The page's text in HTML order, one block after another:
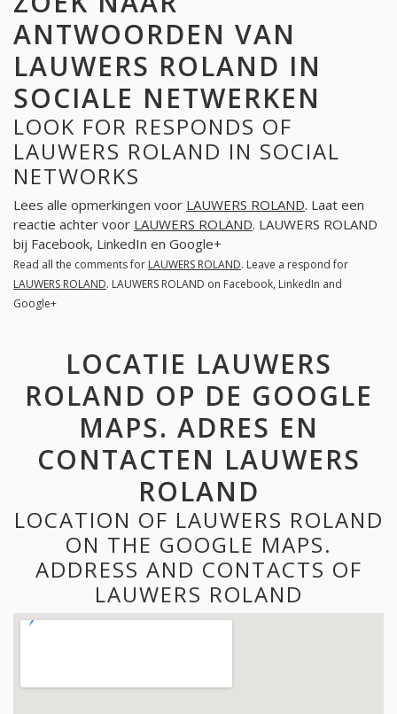
ANTWOORDEN VAN
LAUWERS ROLAND IN
SOCIALE NETWERKEN
LOOK FOR RESPONDS OF
LAUWERS ROLAND IN SOCIAL
NETWORKS
Lees alle opmerkingen voor LAUWERS ROLAND. Laat een
reactie achter voor LAUWERS ROLAND. LAUWERS ROLAND
bij Facebook, LinkedIn en Google+
Read all the comments for LAUWERS ROLAND. Leave a respond for
LAUWERS ROLAND. LAUWERS ROLAND on Facebook, LinkedIn and
Google+
LOCATIE LAUWERS
ROLAND OP DE GOOGLE
MAPS. ADRES EN
CONTACTEN LAUWERS
ROLAND
LOCATION OF LAUWERS ROLAND
ON THE GOOGLE MAPS.
ADDRESS AND CONTACTS OF
LAUWERS ROLAND